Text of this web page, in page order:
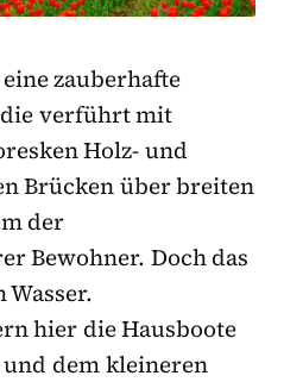
zauberhafte
verführt mit
Holz- und
Brücken über breiten
der
Bewohner. Doch das
hier die Hausboote
dem kleineren